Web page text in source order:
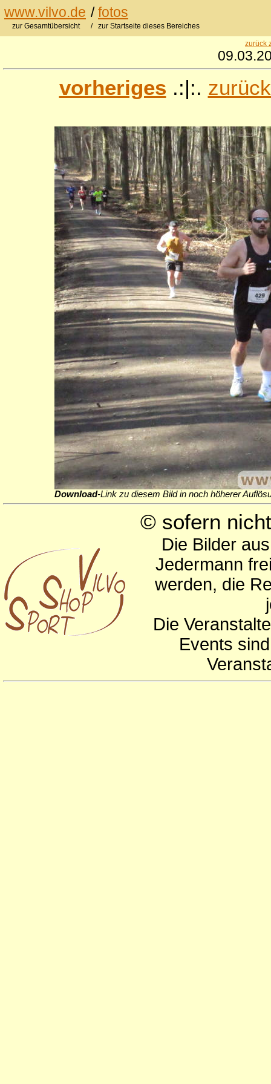
www.vilvo.de /fotos
zur Gesamtübersicht / zur Startseite dieses Bereiches
zurück
vorheriges .:|:.
Download-Link zu diesem Bild in noch höherer
© sofern
Die Bilder
Jedermann
werden, die
Die
Events